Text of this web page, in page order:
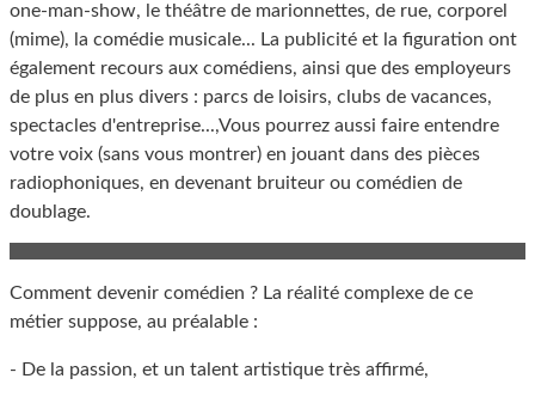
one-man-show, le théâtre de marionnettes, de rue, corporel
(mime), la comédie musicale... La publicité et la figuration ont
également recours aux comédiens, ainsi que des employeurs
de plus en plus divers : parcs de loisirs, clubs de vacances,
spectacles d'entreprise...,Vous pourrez aussi faire entendre
votre voix (sans vous montrer) en jouant dans des pièces
radiophoniques, en devenant bruiteur ou comédien de
doublage.
Comment devenir comédien ? La réalité complexe de ce
métier suppose, au préalable :
- De la passion, et un talent artistique très affirmé,